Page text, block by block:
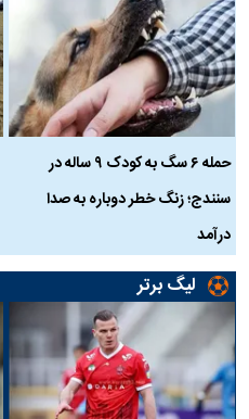
حمله ۶ سگ به کودک ۹ ساله در
سنندج؛ زنگ خطر دوباره به صدا
درآمد
لیگ برتر